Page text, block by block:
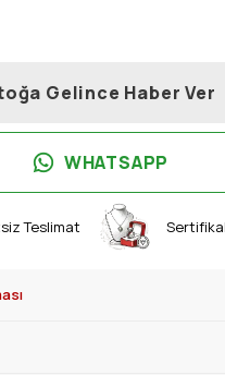
Gelince Haber Ver
WHATSAPP
Teslimat